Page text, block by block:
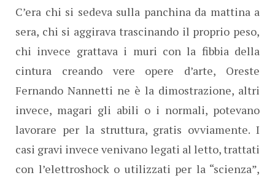
C’era chi si sedeva sulla panchina da mattina a
sera, chi si aggirava trascinando il proprio peso,
chi invece grattava i muri con la fibbia della
cintura creando vere opere d’arte, Oreste
Fernando Nannetti ne è la dimostrazione, altri
invece, magari gli abili o i normali, potevano
lavorare per la struttura, gratis ovviamente. I
casi gravi invece venivano legati al letto, trattati
con l’elettroshock o utilizzati per la “scienza”,